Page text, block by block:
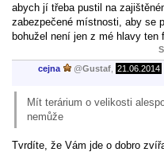
abych jí třeba pustil na
zabezpečené místnosti, aby se
bohužel není jen z mé hlavy ten
cejna @Gustaf 21.06.2014
Mít terárium o velikosti
nemůže
Tvrdíte, že Vám jde o dobro